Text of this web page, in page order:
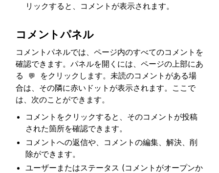
リックすると、コメントが表示されます。
コメントパネル
コメントパネルでは、ページ内のすべてのコメントを
確認できます。パネルを開くには、ページの上部にあ
る
💬
をクリックします。未読のコメントがある場
合は、その隣に赤いドットが表示されます。ここで
は、次のことができます。
コメントをクリックすると、そのコメントが投稿
された箇所を確認できます。
コメントへの返信や、コメントの編集、解決、削
除ができます。
ユーザーまたはステータス (コメントがオープンか